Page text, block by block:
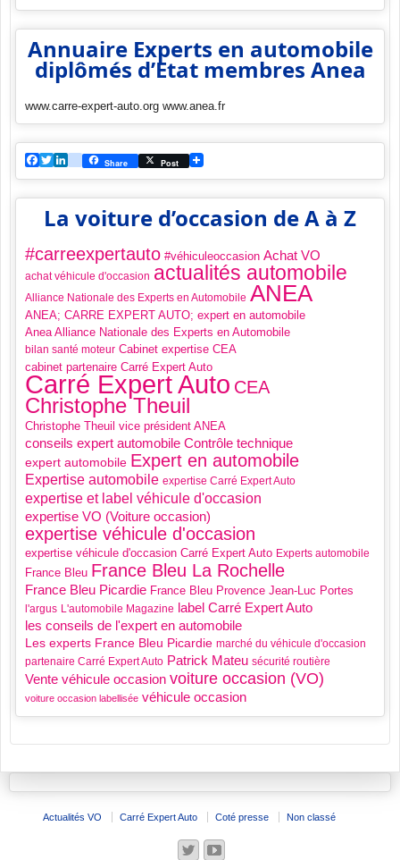
Annuaire Experts en automobile
diplômés d’Etat membres Anea
www.carre-expert-auto.org www.anea.fr
Facebook
TwitterLinkedIn
viadeo
Share Post
La voiture d’occasion de A à Z
#carreexpertauto #véhiculeoccasion Achat VO
achat véhicule d'occasion actualités automobile
Alliance Nationale des Experts en Automobile ANEA
ANEA; CARRE EXPERT AUTO; expert en automobile
Anea Alliance Nationale des Experts en Automobile
bilan santé moteur Cabinet expertise CEA
cabinet partenaire Carré Expert Auto
Carré Expert Auto CEA
Christophe Theuil
Christophe Theuil vice président ANEA
conseils expert automobile Contrôle technique
expert automobile Expert en automobile
Expertise automobile expertise Carré Expert Auto
expertise et label véhicule d'occasion
expertise VO (Voiture occasion)
expertise véhicule d'occasion
expertise véhicule d'occasion Carré Expert Auto Experts automobile
France Bleu France Bleu La Rochelle
France Bleu Picardie France Bleu Provence Jean-Luc Portes
l'argus L'automobile Magazine label Carré Expert Auto
les conseils de l'expert en automobile
Les experts France Bleu Picardie marché du véhicule d'occasion
partenaire Carré Expert Auto Patrick Mateu sécurité routière
Vente véhicule occasion voiture occasion (VO)
voiture occasion labellisée véhicule occasion
Actualités VO Carré Expert Auto Coté presse Non classé